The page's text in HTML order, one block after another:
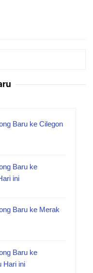
Baru ke Cilegon
Baru ke
ini
Baru ke Merak
Baru ke
Hari ini